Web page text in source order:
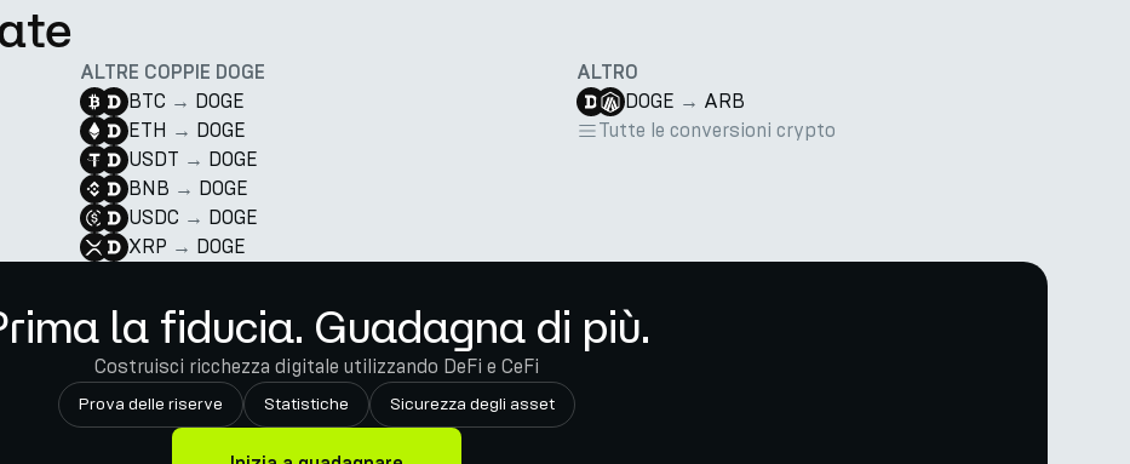
ALTRE COPPIE DOGE
BTC → DOGE
ETH → DOGE
USDT → DOGE
BNB → DOGE
USDC → DOGE
XRP → DOGE
ALTRO
DOGE → ARB
Tutte le conversioni crypto
la fiducia. Guadagna di più.
Costruisci ricchezza digitale utilizzando DeFi e CeFi
Prova delle riserve Statistiche Sicurezza degli asset